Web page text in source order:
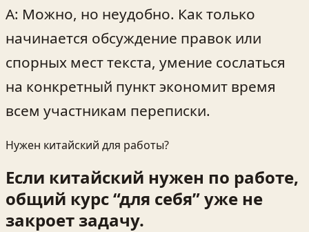
A: Можно, но неудобно. Как только
начинается обсуждение правок или
спорных мест текста, умение сослаться
на конкретный пункт экономит время
всем участникам переписки.
Нужен китайский для работы?
Если китайский нужен по работе,
общий курс “для себя” уже не
закроет задачу.